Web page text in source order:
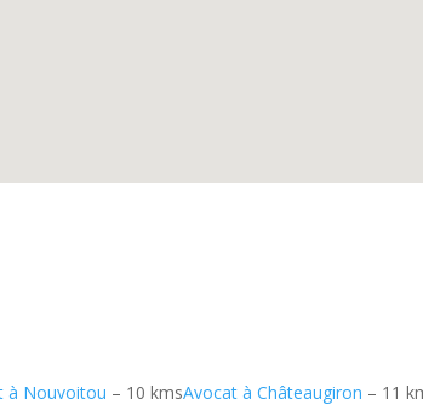
à Nouvoitou – 10 kmsAvocat à Châteaugiron – 11